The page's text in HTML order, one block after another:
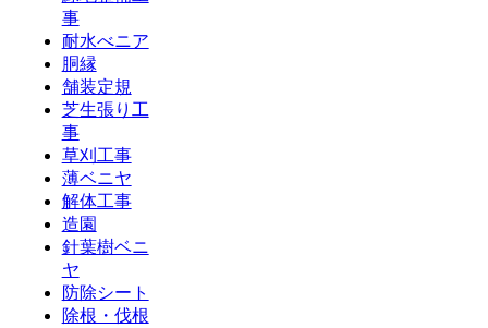
事
耐水べニア
胴縁
舗装定規
芝生張り工
事
草刈工事
薄ベニヤ
解体工事
造園
針葉樹ベニ
ヤ
防除シート
除根・伐根